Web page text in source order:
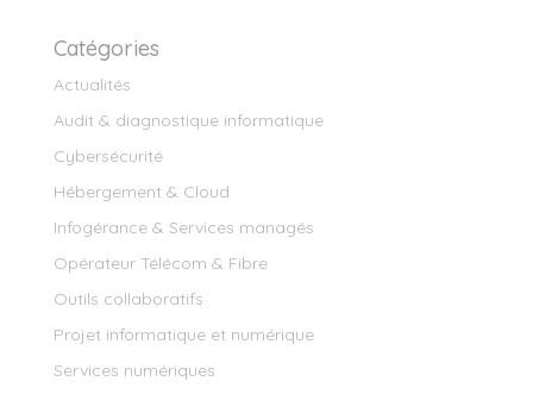
Catégories
Actualités
Audit & diagnostique informatique
Cybersécurité
Hébergement & Cloud
Infogérance & Services managés
Opérateur Télécom & Fibre
Outils collaboratifs
Projet informatique et numérique
Services numériques